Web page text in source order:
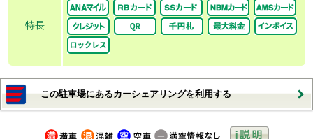
特長
この駐車場にあるカーシェアリングを利用する